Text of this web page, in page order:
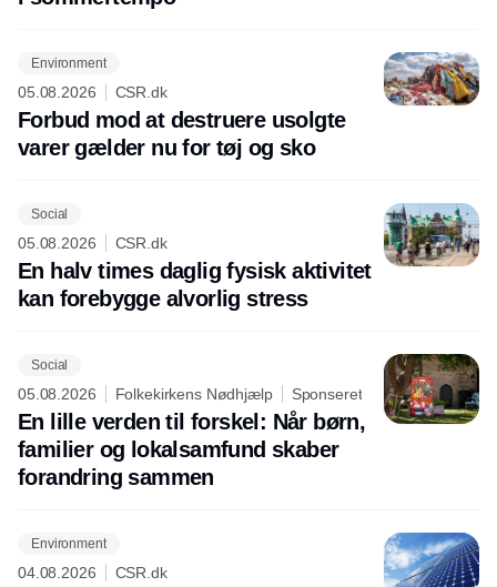
Environment
05.08.2026 CSR.dk
Forbud mod at destruere usolgte
varer gælder nu for tøj og sko
Social
05.08.2026 CSR.dk
En halv times daglig fysisk aktivitet
kan forebygge alvorlig stress
Social
05.08.2026 Folkekirkens Nødhjælp Sponseret
En lille verden til forskel: Når børn,
familier og lokalsamfund skaber
forandring sammen
Environment
04.08.2026 CSR.dk